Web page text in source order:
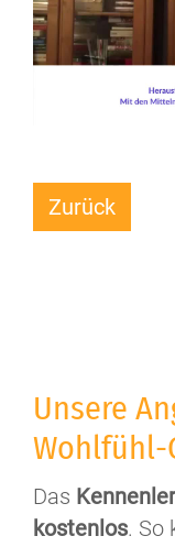
Zurück
Unsere
Wohlfühl-
Das
kostenlos. So